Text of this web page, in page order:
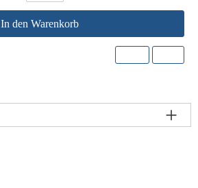
In den Warenkorb